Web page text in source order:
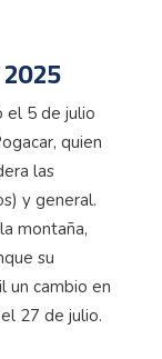
el 5 de julio
quien
las
y general.
montaña,
su
un cambio en
27 de julio.